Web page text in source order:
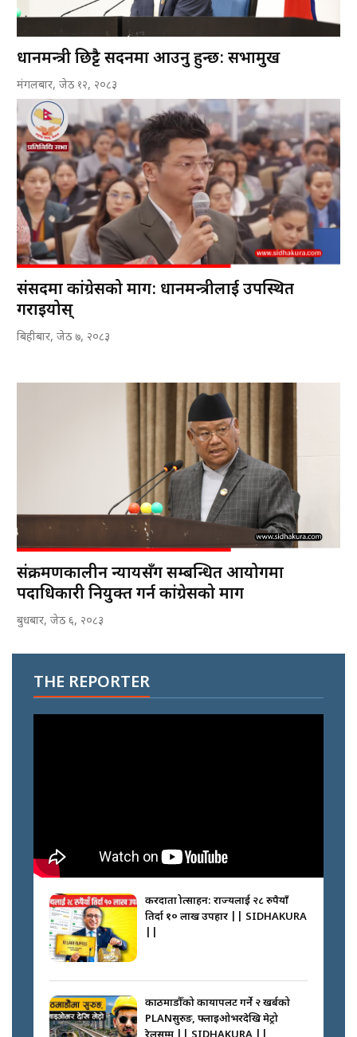
प्रधानमन्त्री छिट्टै सदनमा आउनु हुन्छ: सभामुख
मंगलबार, जेठ १२, २०८३
संसदमा कांग्रेसको माग: प्रधानमन्त्रीलाई उपस्थित
गराइयोस्
बिहीबार, जेठ ७, २०८३
संक्रमणकालीन न्यायसँग सम्बन्धित आयोगमा
पदाधिकारी नियुक्त गर्न कांग्रेसको माग
बुधबार, जेठ ६, २०८३
THE REPORTER
करदाता प्रोत्साहन: राज्यलाई २८ रुपैयाँ
तिर्दा १० लाख उपहार || SIDHAKURA
काठमाडौँको कायापलट गर्ने २ खर्बको
PLANसुरुङ, फ्लाइओभरदेखि मेट्रो